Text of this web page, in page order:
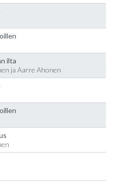
ilta
ja Aarre Ahonen